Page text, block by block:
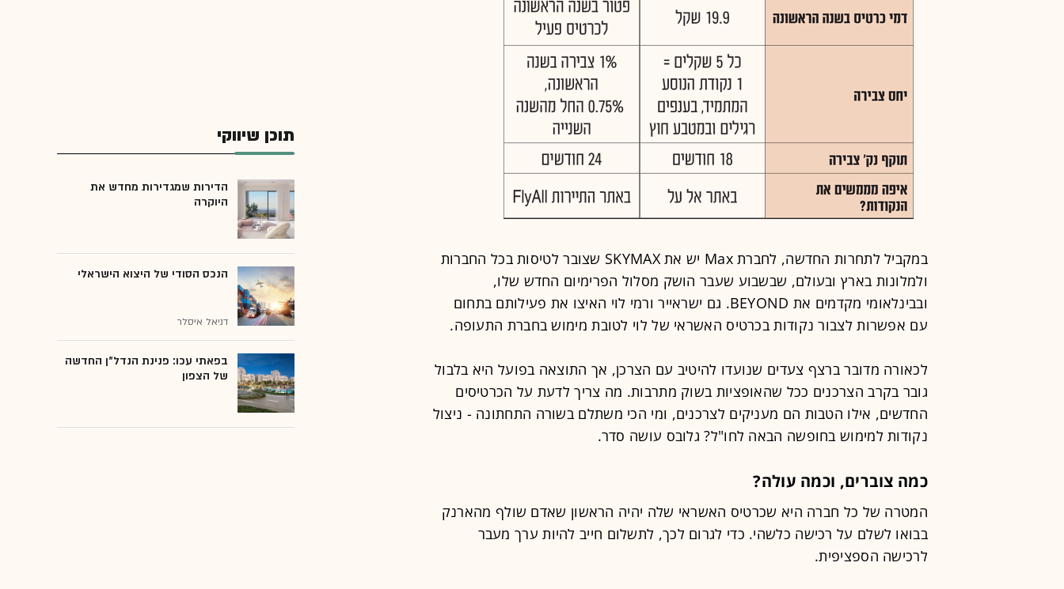
במקביל לתחרות החדשה, לחברת Max יש את SKYMAX שצובר לטיסות בכל החברות
ולמלונות בארץ ובעולם, שבשבוע שעבר הושק מסלול הפרימיום החדש שלו,
ובבינלאומי מקדמים את BEYOND. גם ישראייר ורמי לוי האיצו את פעילותם בתחום
עם אפשרות לצבור נקודות בכרטיס האשראי של לוי לטובת מימוש בחברת התעופה.
לכאורה מדובר ברצף צעדים שנועדו להיטיב עם הצרכן, אך התוצאה בפועל היא בלבול
גובר בקרב הצרכנים ככל שהאופציות בשוק מתרבות. מה צריך לדעת על הכרטיסים
החדשים, אילו הטבות הם מעניקים לצרכנים, ומי הכי משתלם בשורה התחתונה - ניצול
נקודות למימוש בחופשה הבאה לחו"ל? גלובס עושה סדר.
כמה צוברים, וכמה עולה?
המטרה של כל חברה היא שכרטיס האשראי שלה יהיה הראשון שאדם שולף מהארנק
בבואו לשלם על רכישה כלשהי. כדי לגרום לכך, לתשלום חייב להיות ערך מעבר
לרכישה הספציפית.
תוכן שיווקי
הדירות שמגדירות מחדש את
היוקרה
הנכס הסודי של היצוא הישראלי
דניאל איסלר
בפאתי עכו: פנינת הנדל"ן החדשה
של הצפון